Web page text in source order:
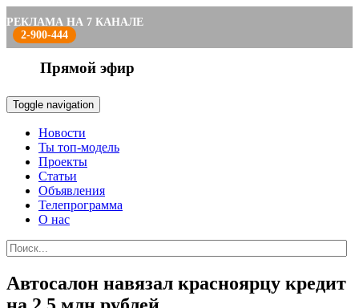
РЕКЛАМА НА 7 КАНАЛЕ
2-900-444
Прямой эфир
Toggle navigation
Новости
Ты топ-модель
Проекты
Статьи
Объявления
Телепрограмма
О нас
Автосалон навязал красноярцу кредит